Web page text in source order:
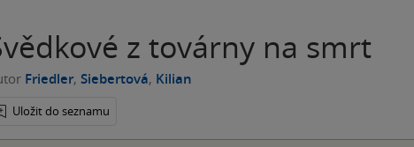
z továrny na smrt
Friedler, Siebertová, Kilian
Uložit do seznamu